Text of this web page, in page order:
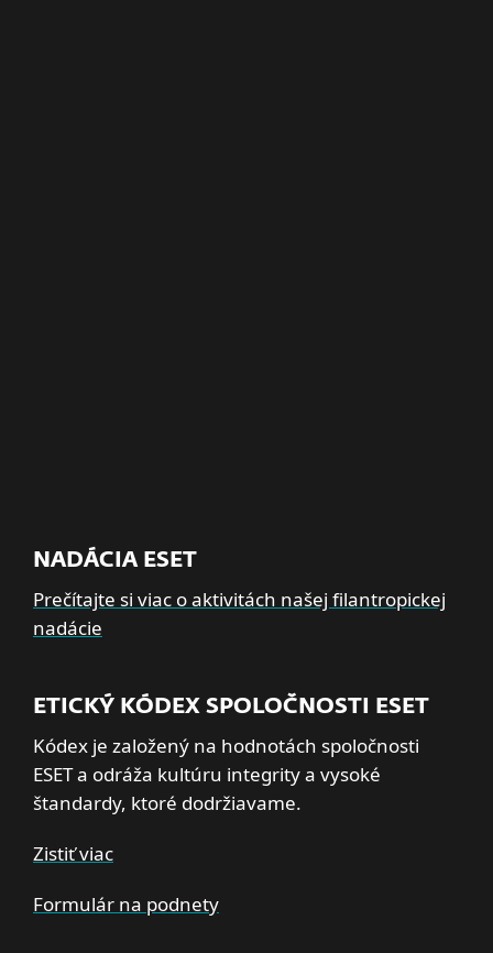
NADÁCIA ESET
Prečítajte si viac o aktivitách našej filantropickej
nadácie
ETICKÝ KÓDEX SPOLOČNOSTI ESET
Kódex je založený na hodnotách spoločnosti
ESET a odráža kultúru integrity a vysoké
štandardy, ktoré dodržiavame.
Zistiť viac
Formulár na podnety